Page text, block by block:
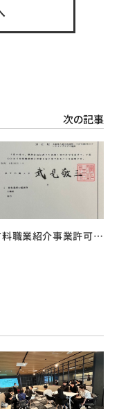
次の記事
職業紹介事業許可番